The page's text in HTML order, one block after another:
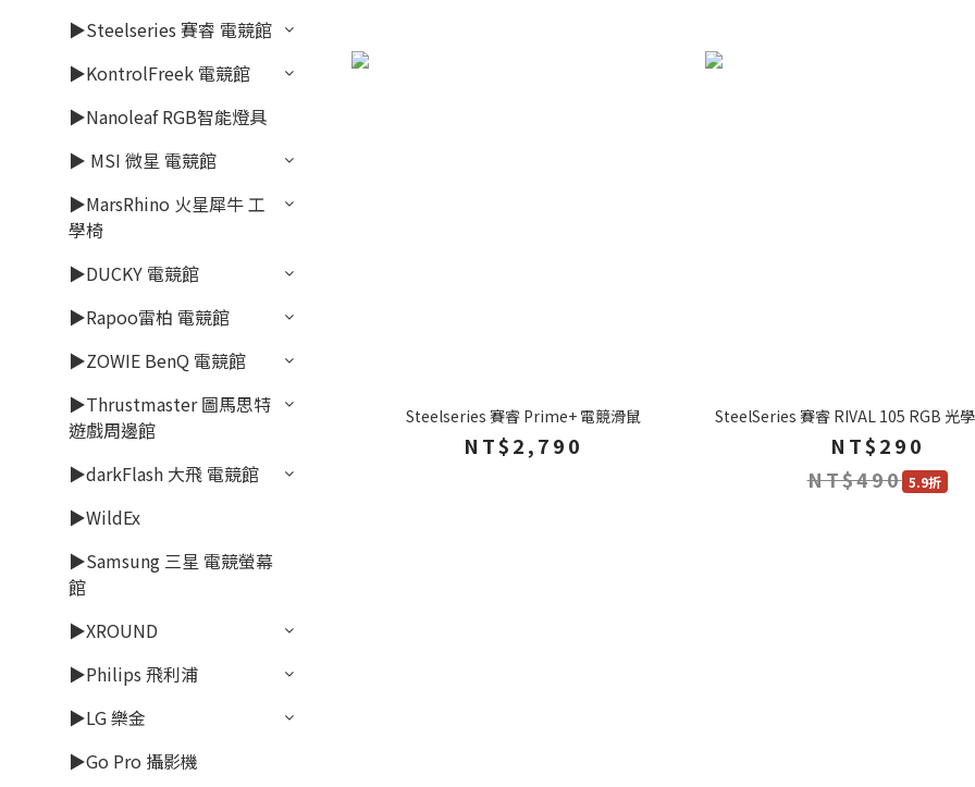
▶Steelseries 賽睿 電競館
▶KontrolFreek 電競館
▶Nanoleaf RGB智能燈具
▶ MSI 微星 電競館
▶MarsRhino 火星犀牛 工
學椅
▶DUCKY 電競館
▶Rapoo雷柏 電競館
▶ZOWIE BenQ 電競館
▶Thrustmaster 圖馬思特
遊戲周邊館
▶darkFlash 大飛 電競館
▶WildEx
▶Samsung 三星 電競螢幕
館
▶XROUND
▶Philips 飛利浦
▶LG 樂金
▶Go Pro 攝影機
Steelseries 賽睿 Prime+ 電競滑鼠
NT$2,790
SteelSeries 賽睿 RIVAL 105 RGB 光
NT$290
NT$490 5.9折